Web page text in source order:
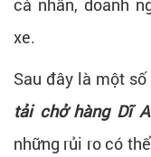
cá nhân, doanh
xe.
Sau đây là một
tải chở hàng Dĩ
những rủi ro có